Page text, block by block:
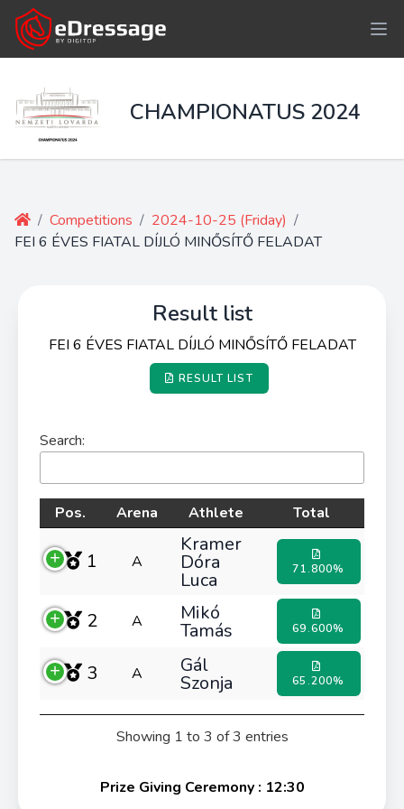
CHAMPIONATUS 2024
/ Competitions / 2024-10-25 (Friday) /
FEI 6 ÉVES FIATAL DÍJLÓ MINŐSÍTŐ FELADAT
Result list
FEI 6 ÉVES FIATAL DÍJLÓ MINŐSÍTŐ FELADAT
RESULT LIST
Search:
Pos. Arena Athlete Total
1 A
Kramer
Dóra
Luca 71.800%
2 A Mikó
Tamás 69.600%
3 A Gál
Szonja 65.200%
Showing 1 to 3 of 3 entries
Prize Giving Ceremony : 12:30